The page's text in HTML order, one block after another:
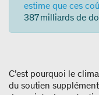
estime que ces
387 milliards de
C’est pourquoi le
du soutien